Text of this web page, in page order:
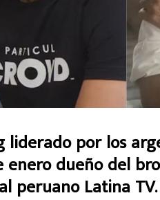
liderado por los
enero dueño del
peruano Latina TV.